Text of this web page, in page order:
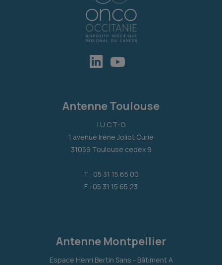
Antenne Toulouse
I.U.C.T-O
1 avenue Irène Joliot Curie
31059 Toulouse cedex 9
T : 05 31 15 65 00
F : 05 31 15 65 23
Antenne Montpellier
Espace Henri Bertin Sans - Bâtiment A